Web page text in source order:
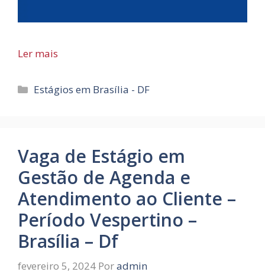
Ler mais
Categorias
Estágios em Brasília - DF
Vaga de Estágio em
Gestão de Agenda e
Atendimento ao Cliente –
Período Vespertino –
Brasília – Df
fevereiro 5, 2024 Poradmin